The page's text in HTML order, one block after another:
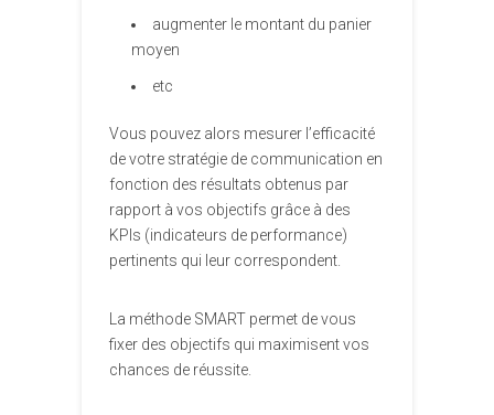
augmenter le montant du panier
moyen
etc
Vous pouvez alors mesurer l’efficacité
de votre stratégie de communication en
fonction des résultats obtenus par
rapport à vos objectifs grâce à des
KPIs (indicateurs de performance)
pertinents qui leur correspondent.
La méthode SMART permet de vous
fixer des objectifs qui maximisent vos
chances de réussite.